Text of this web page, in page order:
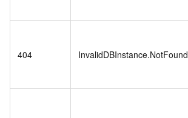
404 InvalidDBInstance.NotFound